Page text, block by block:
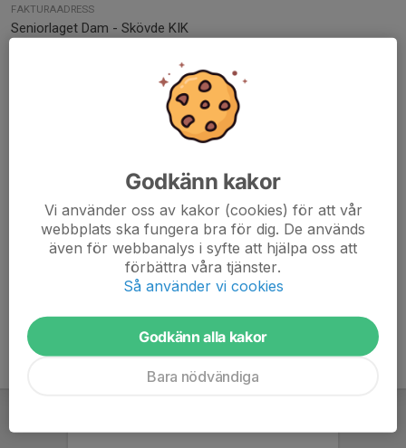
FAKTURAADRESS
Seniorlaget Dam - Skövde KIK
ORG. NUMMER
802420-4805
BANKGIRO
Godkänn kakor
Vi använder oss av kakor (cookies) för att vår
webbplats ska fungera bra för dig. De används
även för webbanalys i syfte att hjälpa oss att
förbättra våra tjänster.
Så använder vi cookies
Godkänn alla kakor
Bara nödvändiga